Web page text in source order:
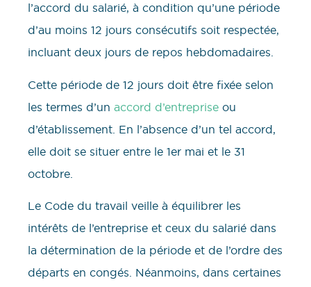
l’accord du salarié, à condition qu’une période
d’au moins 12 jours consécutifs soit respectée,
incluant deux jours de repos hebdomadaires.
Cette période de 12 jours doit être fixée selon
les termes d’un accord d’entreprise ou
d’établissement. En l’absence d’un tel accord,
elle doit se situer entre le 1er mai et le 31
octobre.
Le Code du travail veille à équilibrer les
intérêts de l’entreprise et ceux du salarié dans
la détermination de la période et de l’ordre des
départs en congés. Néanmoins, dans certaines